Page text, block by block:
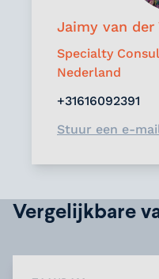
Jaimy van der
Specialty
Nederland
+31616092391
Stuur een e-
Vergelijkbare